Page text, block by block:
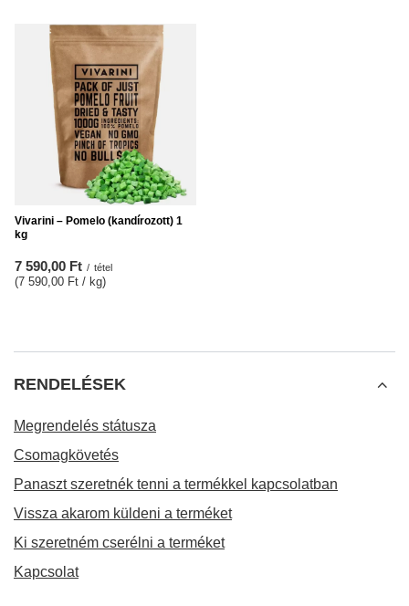
Vivarini – Pomelo (kandírozott) 1
kg
7 590,00 Ft / tétel
(7 590,00 Ft / kg)
RENDELÉSEK
Megrendelés státusza
Csomagkövetés
Panaszt szeretnék tenni a termékkel kapcsolatban
Vissza akarom küldeni a terméket
Ki szeretném cserélni a terméket
Kapcsolat